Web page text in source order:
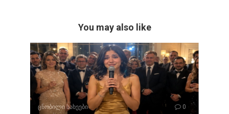
You may also like
ცნობილი სახეები 0